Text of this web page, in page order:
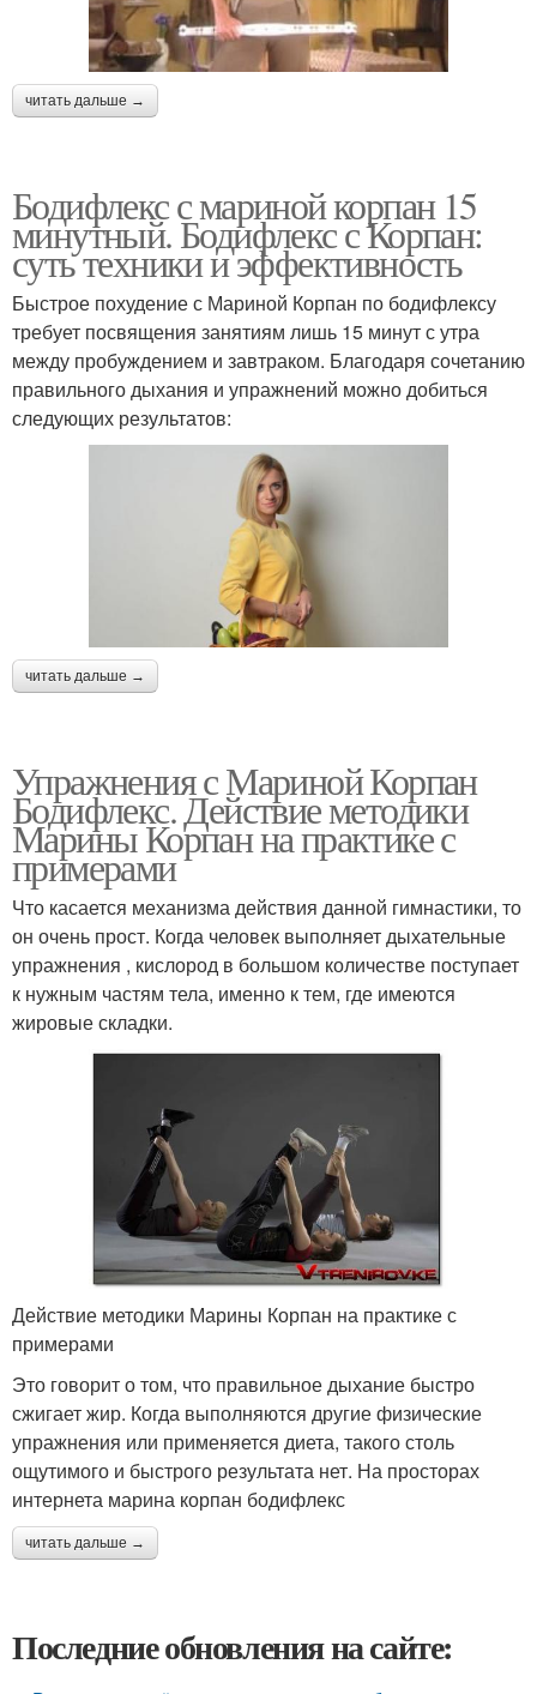
читать дальше →
Бодифлекс с мариной корпан 15
минутный. Бодифлекс с Корпан:
суть техники и эффективность
Быстрое похудение с Мариной Корпан по бодифлексу
требует посвящения занятиям лишь 15 минут с утра
между пробуждением и завтраком. Благодаря сочетанию
правильного дыхания и упражнений можно добиться
следующих результатов:
читать дальше →
Упражнения с Мариной Корпан
Бодифлекс. Действие методики
Марины Корпан на практике с
примерами
Что касается механизма действия данной гимнастики, то
он очень прост. Когда человек выполняет дыхательные
упражнения , кислород в большом количестве поступает
к нужным частям тела, именно к тем, где имеются
жировые складки.
Действие методики Марины Корпан на практике с
примерами
Это говорит о том, что правильное дыхание быстро
сжигает жир. Когда выполняются другие физические
упражнения или применяется диета, такого столь
ощутимого и быстрого результата нет. На просторах
интернета марина корпан бодифлекс
читать дальше →
Последние обновления на сайте: